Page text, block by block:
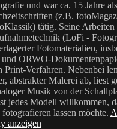
und war ca. 15 Jahre
(z.B.
tätig. Seine Arbeiten
(LoFi -
Fotomaterialien,
ORWO-
Verfahren. Nebenbei
abstrakter Malerei ab, liest
Musik von der
jedes Modell willkommen,
lassen möchte.
anzeigen